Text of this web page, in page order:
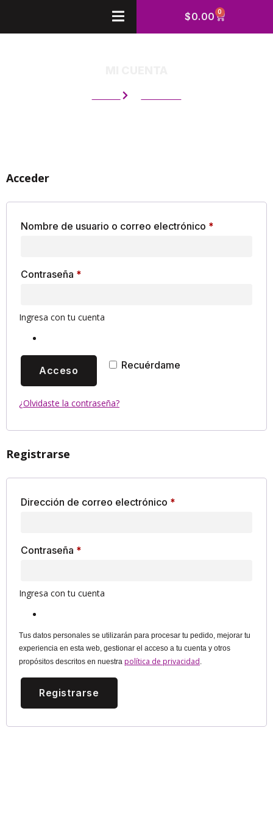
$0.00 0
Acceder
Nombre de usuario o correo electrónico *
Contraseña *
Ingresa con tu cuenta
Recuérdame
Acceso
¿Olvidaste la contraseña?
Registrarse
Dirección de correo electrónico *
Contraseña *
Ingresa con tu cuenta
Tus datos personales se utilizarán para procesar tu pedido, mejorar tu
experiencia en esta web, gestionar el acceso a tu cuenta y otros
propósitos descritos en nuestra política de privacidad
Registrarse